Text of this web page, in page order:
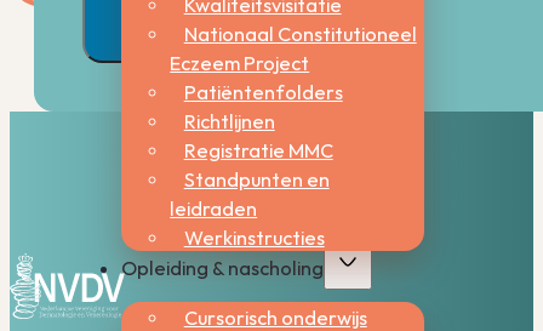
Nationaal Constitutioneel
Eczeem Project
Patiëntenfolders
Richtlijnen
Registratie MMC
Standpunten en
leidraden
Werkinstructies
Opleiding & nascholing
Cursorisch onderwijs